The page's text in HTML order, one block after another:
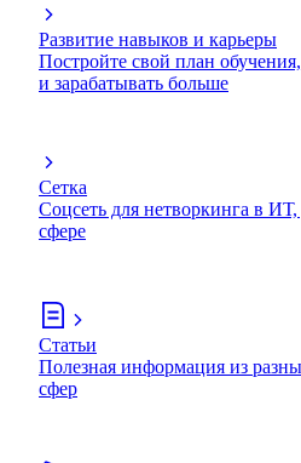
Развитие навыков и карьеры
Постройте свой план
и зарабатывать больше
Сетка
Соцсеть для нетворкинга в
сфере
Статьи
Полезная информация из
сфер